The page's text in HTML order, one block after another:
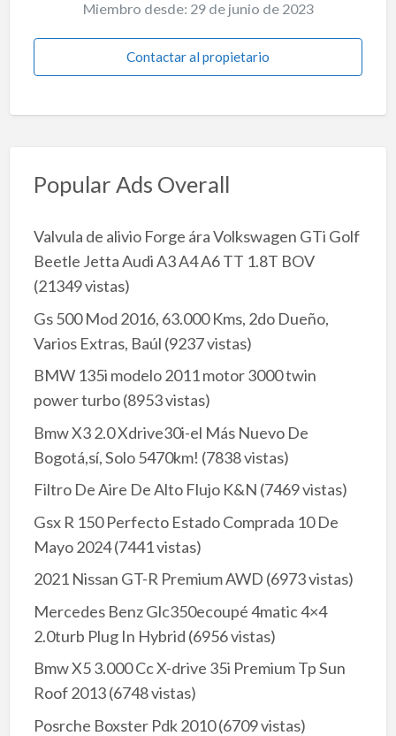
Miembro desde: 29 de junio de 2023
Contactar al propietario
Popular Ads Overall
Valvula de alivio Forge ára Volkswagen GTi Golf
Beetle Jetta Audi A3 A4 A6 TT 1.8T BOV
(21349 vistas)
Gs 500 Mod 2016, 63.000 Kms, 2do Dueño,
Varios Extras, Baúl (9237 vistas)
BMW 135i modelo 2011 motor 3000 twin
power turbo(8953 vistas)
Bmw X3 2.0 Xdrive30i-el Más Nuevo De
Bogotá,sí, Solo 5470km! (7838 vistas)
Filtro De Aire De Alto Flujo K&N (7469 vistas)
Gsx R 150 Perfecto Estado Comprada 10 De
Mayo 2024(7441 vistas)
2021 Nissan GT-R Premium AWD (6973 vistas)
Mercedes Benz Glc350ecoupé 4matic 4×4
2.0turb Plug In Hybrid (6956 vistas)
Bmw X5 3.000 Cc X-drive 35i Premium Tp Sun
Roof 2013(6748 vistas)
Posrche Boxster Pdk 2010(6709 vistas)